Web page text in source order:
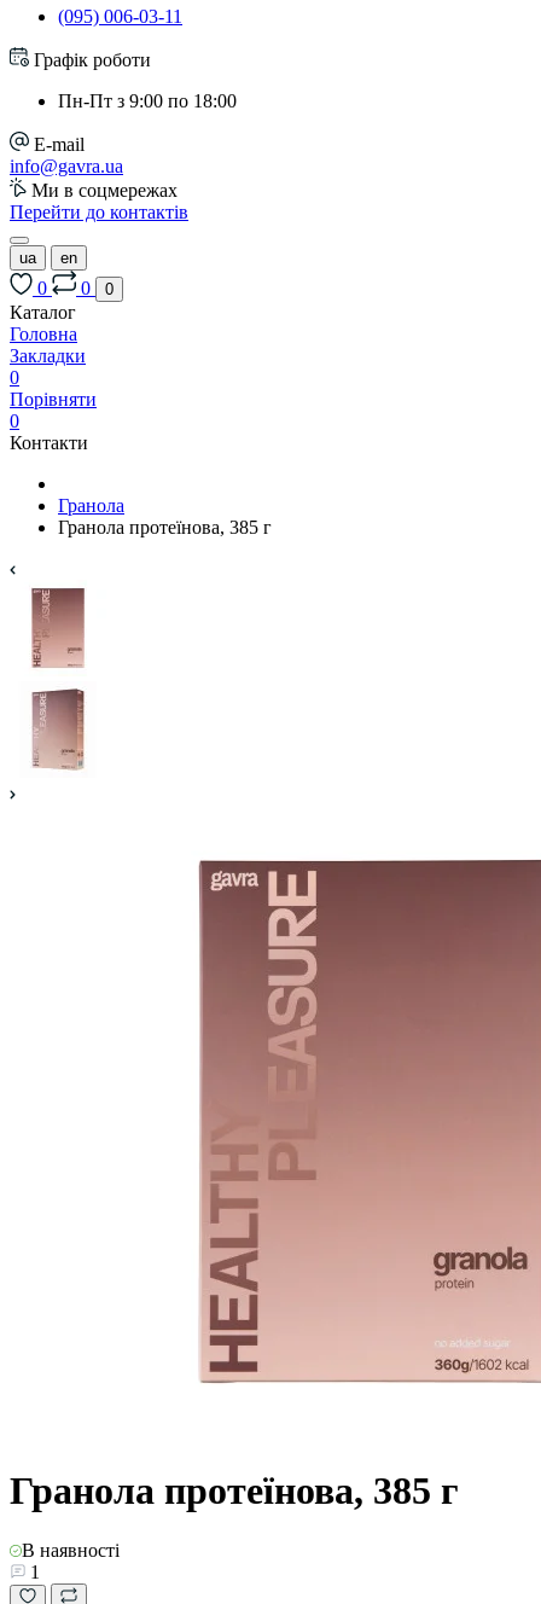
(095) 006-03-11
Графік роботи
Пн-Пт з 9:00 по 18:00
E-mail
info@gavra.ua
Ми в соцмережах
Перейти до контактів
ua en
0 0 0
Каталог
Головна
Закладки
0
Порівняти
0
Контакти
Гранола
Гранола протеїнова, 385 г
Гранола протеїнова, 385 г
В наявності
1